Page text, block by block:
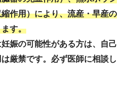
作用）により、流産・早産の
す。
娠の可能性がある方は、自己
厳禁です。必ず医師に相談し